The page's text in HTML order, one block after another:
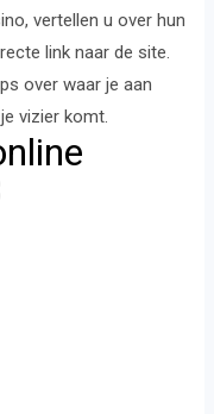
vertellen u over hun
link naar de site.
over waar je aan
vizier komt.